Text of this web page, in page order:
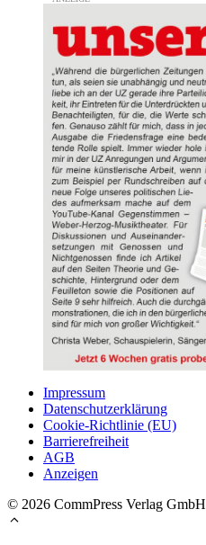
Impressum
Datenschutzerklärung
Cookie-Richtlinie (EU)
Barrierefreiheit
AGB
Anzeigen
© 2026 CommPress Verlag GmbH